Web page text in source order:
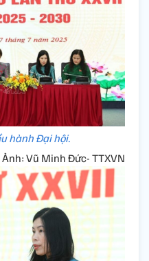
hành Đại hội.
Ảnh: Vũ Minh Đức- TTXVN